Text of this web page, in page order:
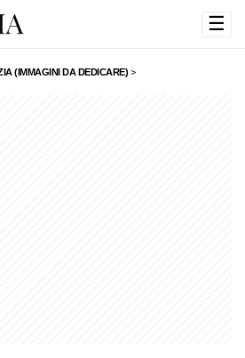
☰
(IMMAGINI DA DEDICARE) >